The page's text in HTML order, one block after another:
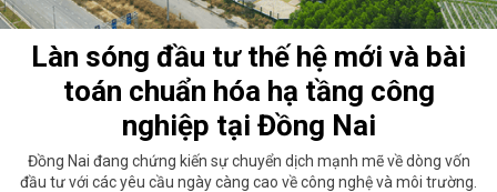
Làn sóng đầu tư thế hệ mới và bài
toán chuẩn hóa hạ tầng công
nghiệp tại Đồng Nai
Đồng Nai đang chứng kiến sự chuyển dịch mạnh mẽ về dòng vốn
đầu tư với các yêu cầu ngày càng cao về công nghệ và môi trường.